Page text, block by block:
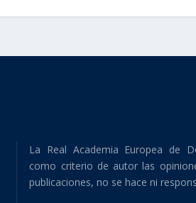
La Real Academia Europea de
como criterio de autor las
publicaciones, no se hace ni